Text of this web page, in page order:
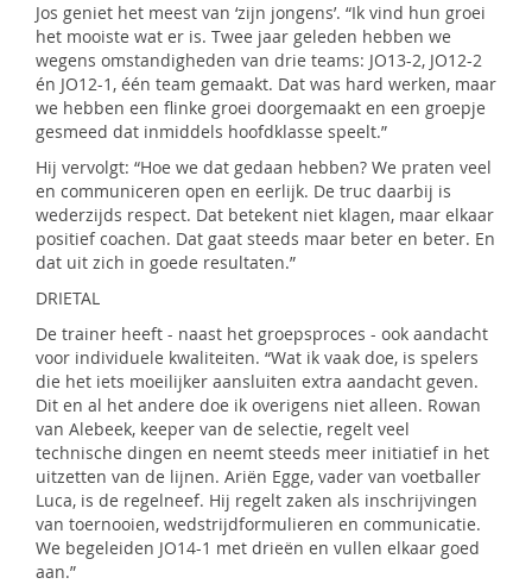
Jos geniet het meest van ‘zijn jongens’. “Ik vind hun groei
het mooiste wat er is. Twee jaar geleden hebben we
wegens omstandigheden van drie teams: JO13-2, JO12-2
én JO12-1, één team gemaakt. Dat was hard werken, maar
we hebben een flinke groei doorgemaakt en een groepje
gesmeed dat inmiddels hoofdklasse speelt.”
Hij vervolgt: “Hoe we dat gedaan hebben? We praten veel
en communiceren open en eerlijk. De truc daarbij is
wederzijds respect. Dat betekent niet klagen, maar elkaar
positief coachen. Dat gaat steeds maar beter en beter. En
dat uit zich in goede resultaten.”
DRIETAL
De trainer heeft - naast het groepsproces - ook aandacht
voor individuele kwaliteiten. “Wat ik vaak doe, is spelers
die het iets moeilijker aansluiten extra aandacht geven.
Dit en al het andere doe ik overigens niet alleen. Rowan
van Alebeek, keeper van de selectie, regelt veel
technische dingen en neemt steeds meer initiatief in het
uitzetten van de lijnen. Ariën Egge, vader van voetballer
Luca, is de regelneef. Hij regelt zaken als inschrijvingen
van toernooien, wedstrijdformulieren en communicatie.
We begeleiden JO14-1 met drieën en vullen elkaar goed
aan.”